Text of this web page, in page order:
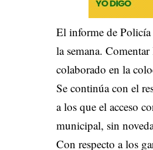
El informe de Policía
la semana.
colaborado en la
Se continúa con el
a los que el acceso
municipal, sin
Con respecto a los